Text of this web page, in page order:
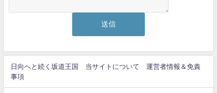
日向へと続く坂道王国 当サイトについて 運営者情報＆免責
事項